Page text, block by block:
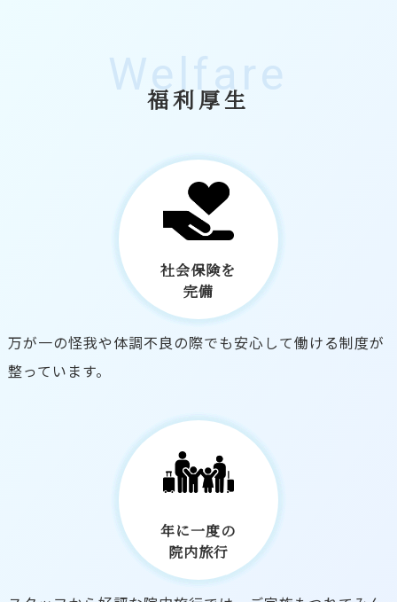
Welfare
福利厚生
社会保険を
完備
万が一の怪我や体調不良の際でも安心して働ける制度が
整っています。
年に一度の
院内旅行